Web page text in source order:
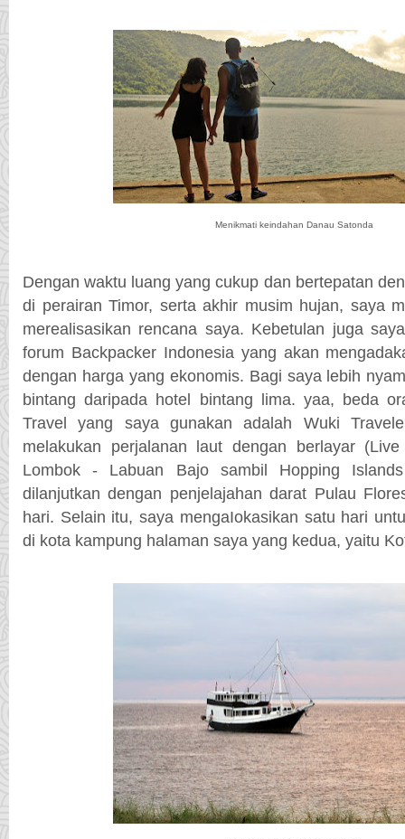
Menikmati keindahan Danau Satonda
Dengan waktu luang yang cukup dan bertepatan
di perairan Timor, serta akhir musim hujan, saya
merealisasikan rencana saya. Kebetulan juga
forum Backpacker Indonesia yang akan
dengan harga yang ekonomis. Bagi saya lebih
bintang daripada hotel bintang lima. yaa, beda
Travel yang saya gunakan adalah Wuki
melakukan perjalanan laut dengan berlayar
Lombok - Labuan Bajo sambil Hopping
dilanjutkan dengan penjelajahan darat Pulau
hari. Selain itu, saya mengaIokasikan satu hari
di kota kampung halaman saya yang kedua, yaitu